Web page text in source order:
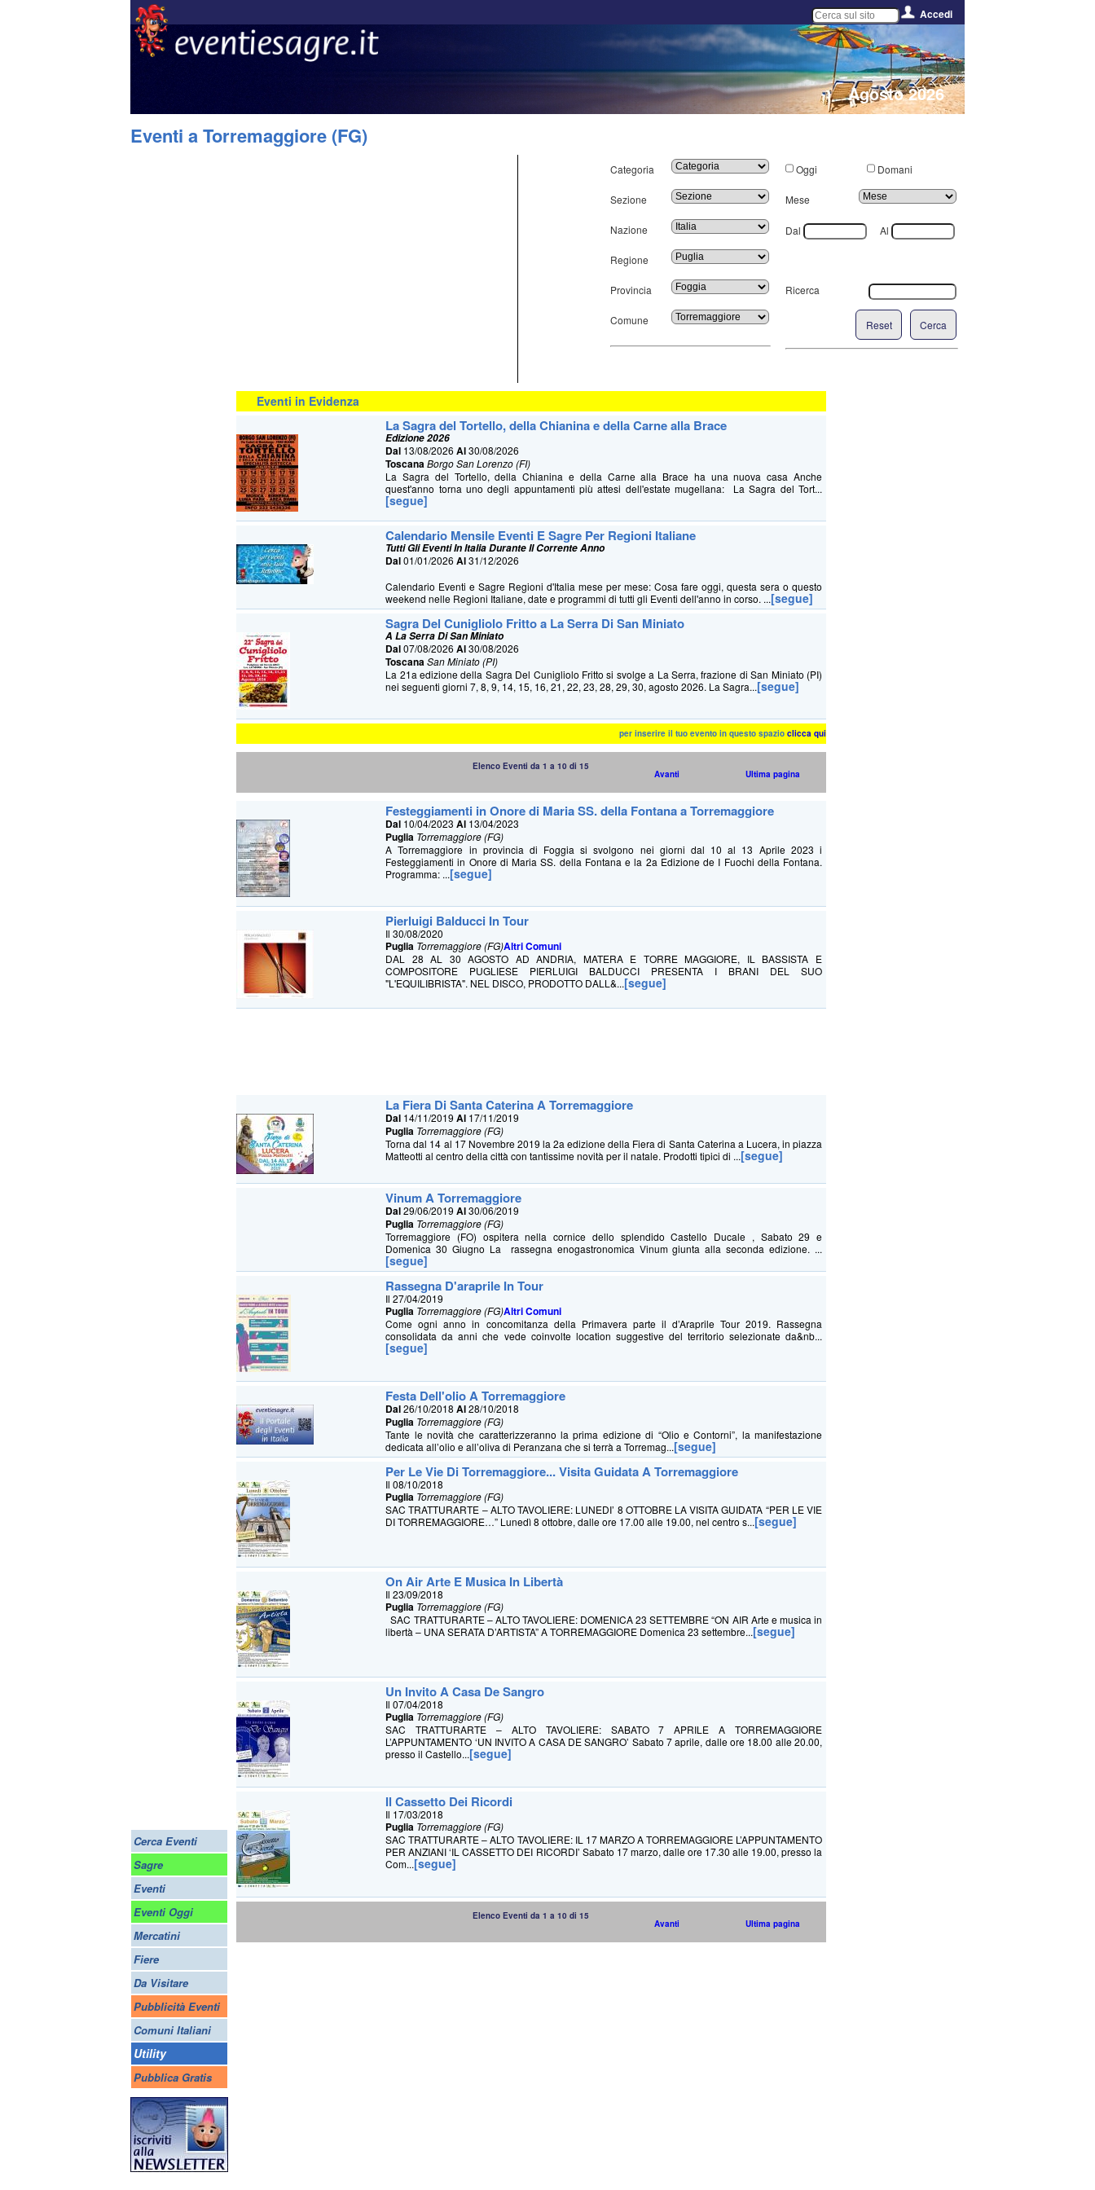
Accedi
Agosto 2026
Eventi a Torremaggiore (FG)
Cerca Eventi
Sagre
Eventi
Eventi Oggi
Mercatini
Fiere
Da Visitare
Pubblicità Eventi
Comuni Italiani
Utility
Pubblica Gratis
Categoria
Sezione
Nazione
Regione
Provincia
Comune
Oggi Domani
Mese
Dal Al
Ricerca
Cerca
Reset
Eventi in Evidenza
La Sagra del Tortello, della Chianina e della Carne alla Brace
Edizione 2026
Dal 13/08/2026Al30/08/2026
ToscanaBorgo San Lorenzo (FI)
La Sagra del Tortello, della Chianina e della Carne alla Brace ha una nuova casa Anche
quest'anno torna uno degli appuntamenti più attesi dell'estate mugellana: La Sagra del Tort...
[segue]
Calendario Mensile Eventi E Sagre Per Regioni Italiane
Tutti Gli Eventi In Italia Durante Il Corrente Anno
Dal01/01/2026Al31/12/2026
Calendario Eventi e Sagre Regioni d'Italia mese per mese: Cosa fare oggi, questa sera o questo
weekend nelle Regioni Italiane, date e programmi di tutti gli Eventi dell'anno in corso. ...[segue]
Sagra Del Cunigliolo Fritto a La Serra Di San Miniato
A La Serra Di San Miniato
Dal07/08/2026Al30/08/2026
ToscanaSan Miniato (PI)
La 21a edizione della Sagra Del Cunigliolo Fritto si svolge a La Serra, frazione di San Miniato (PI)
nei seguenti giorni 7, 8, 9, 14, 15, 16, 21, 22, 23, 28, 29, 30, agosto 2026. La Sagra...[segue]
per inserire il tuo evento in questo spazio clicca qui
Elenco Eventi da 1 a 10 di 15
Avanti Ultima pagina
Festeggiamenti in Onore di Maria SS. della Fontana a Torremaggiore
Dal 10/04/2023Al 13/04/2023
Puglia Torremaggiore (FG)
A Torremaggiore in provincia di Foggia si svolgono nei giorni dal 10 al 13 Aprile 2023 i
Festeggiamenti in Onore di Maria SS. della Fontana e la 2a Edizione de I Fuochi della Fontana.
Programma: ...[segue]
Pierluigi Balducci In Tour
Il 30/08/2020
Puglia Torremaggiore (FG)Altri Comuni
DAL 28 AL 30 AGOSTO AD ANDRIA, MATERA E TORRE MAGGIORE, IL BASSISTA E
COMPOSITORE PUGLIESE PIERLUIGI BALDUCCI PRESENTA I BRANI DEL SUO
"L'EQUILIBRISTA". NEL DISCO, PRODOTTO DALL&...[segue]
La Fiera Di Santa Caterina A Torremaggiore
Dal 14/11/2019Al 17/11/2019
Puglia Torremaggiore (FG)
Torna dal 14 al 17 Novembre 2019 la 2a edizione della Fiera di Santa Caterina a Lucera, in piazza
Matteotti al centro della città con tantissime novità per il natale. Prodotti tipici di ...[segue]
Vinum A Torremaggiore
Dal29/06/2019Al30/06/2019
Puglia Torremaggiore (FG)
Torremaggiore (FO) ospitera nella cornice dello splendido Castello Ducale , Sabato 29 e
Domenica 30 Giugno La rassegna enogastronomica Vinum giunta alla seconda edizione. ...
[segue]
Rassegna D'araprile In Tour
Il 27/04/2019
Puglia Torremaggiore (FG)Altri Comuni
Come ogni anno in concomitanza della Primavera parte il d’Araprile Tour 2019. Rassegna
consolidata da anni che vede coinvolte location suggestive del territorio selezionate da&nb...
[segue]
Festa Dell'olio A Torremaggiore
Dal26/10/2018Al28/10/2018
Puglia Torremaggiore (FG)
Tante le novità che caratterizzeranno la prima edizione di “Olio e Contorni”, la manifestazione
dedicata all’olio e all’oliva di Peranzana che si terrà a Torremag...[segue]
Per Le Vie Di Torremaggiore... Visita Guidata A Torremaggiore
Il 08/10/2018
Puglia Torremaggiore (FG)
SAC TRATTURARTE – ALTO TAVOLIERE: LUNEDI’ 8 OTTOBRE LA VISITA GUIDATA “PER LE VIE
DI TORREMAGGIORE…” Lunedì 8 ottobre, dalle ore 17.00 alle 19.00, nel centro s...[segue]
On Air Arte E Musica In Libertà
Il 23/09/2018
Puglia Torremaggiore (FG)
SAC TRATTURARTE – ALTO TAVOLIERE: DOMENICA 23 SETTEMBRE “ON AIR Arte e musica in
libertà – UNA SERATA D’ARTISTA” A TORREMAGGIORE Domenica 23 settembre...[segue]
Un Invito A Casa De Sangro
Il 07/04/2018
Puglia Torremaggiore (FG)
SAC TRATTURARTE – ALTO TAVOLIERE: SABATO 7 APRILE A TORREMAGGIORE
L’APPUNTAMENTO ‘UN INVITO A CASA DE SANGRO’ Sabato 7 aprile, dalle ore 18.00 alle 20.00,
presso il Castello...[segue]
Il Cassetto Dei Ricordi
Il 17/03/2018
Puglia Torremaggiore (FG)
SAC TRATTURARTE – ALTO TAVOLIERE: IL 17 MARZO A TORREMAGGIORE L’APPUNTAMENTO
PER ANZIANI ‘IL CASSETTO DEI RICORDI’ Sabato 17 marzo, dalle ore 17.30 alle 19.00, presso la
Com...[segue]
Elenco Eventi da 1 a 10 di 15
Avanti Ultima pagina